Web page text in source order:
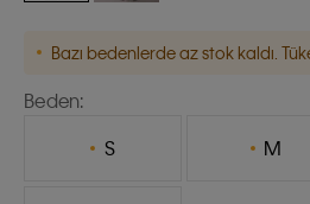
Bazı bedenlerde az stok kaldı.
Beden:
S
M